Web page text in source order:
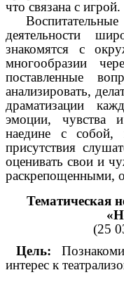
что связана с игрой.
Воспитательные
деятельности
знакомятся с
многообразии
поставленные
анализировать,
драматизации
эмоции, чувства
наедине с собой,
присутствия
оценивать свои и
раскрепощенными,
Тематическая
(25
Цель:
интерес к